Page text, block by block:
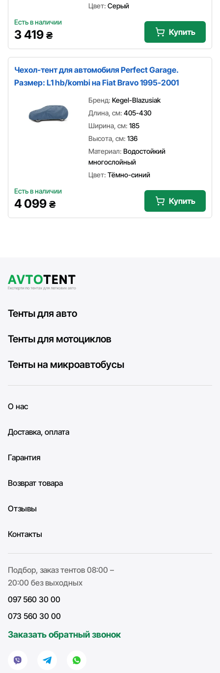
Цвет: Серый
Есть в наличии
3 419 ₴ Купить
Чехол-тент для автомобиля Perfect Garage.
Размер: L1 hb/kombi на Fiat Bravo 1995-2001
Бренд: Kegel-Blazusiak
Длина, см: 405-430
Ширина, см: 185
Высота, см: 136
Материал: Водостойкий
многослойный
Цвет: Тёмно-синий
Есть в наличии
4 099 ₴ Купить
Тенты для авто
Тенты для мотоциклов
Тенты на микроавтобусы
О нас
Доставка, оплата
Гарантия
Возврат товара
Отзывы
Контакты
Подбор, заказ тентов 08:00 –
20:00 без выходных
097 560 30 00
073 560 30 00
Заказать обратный звонок